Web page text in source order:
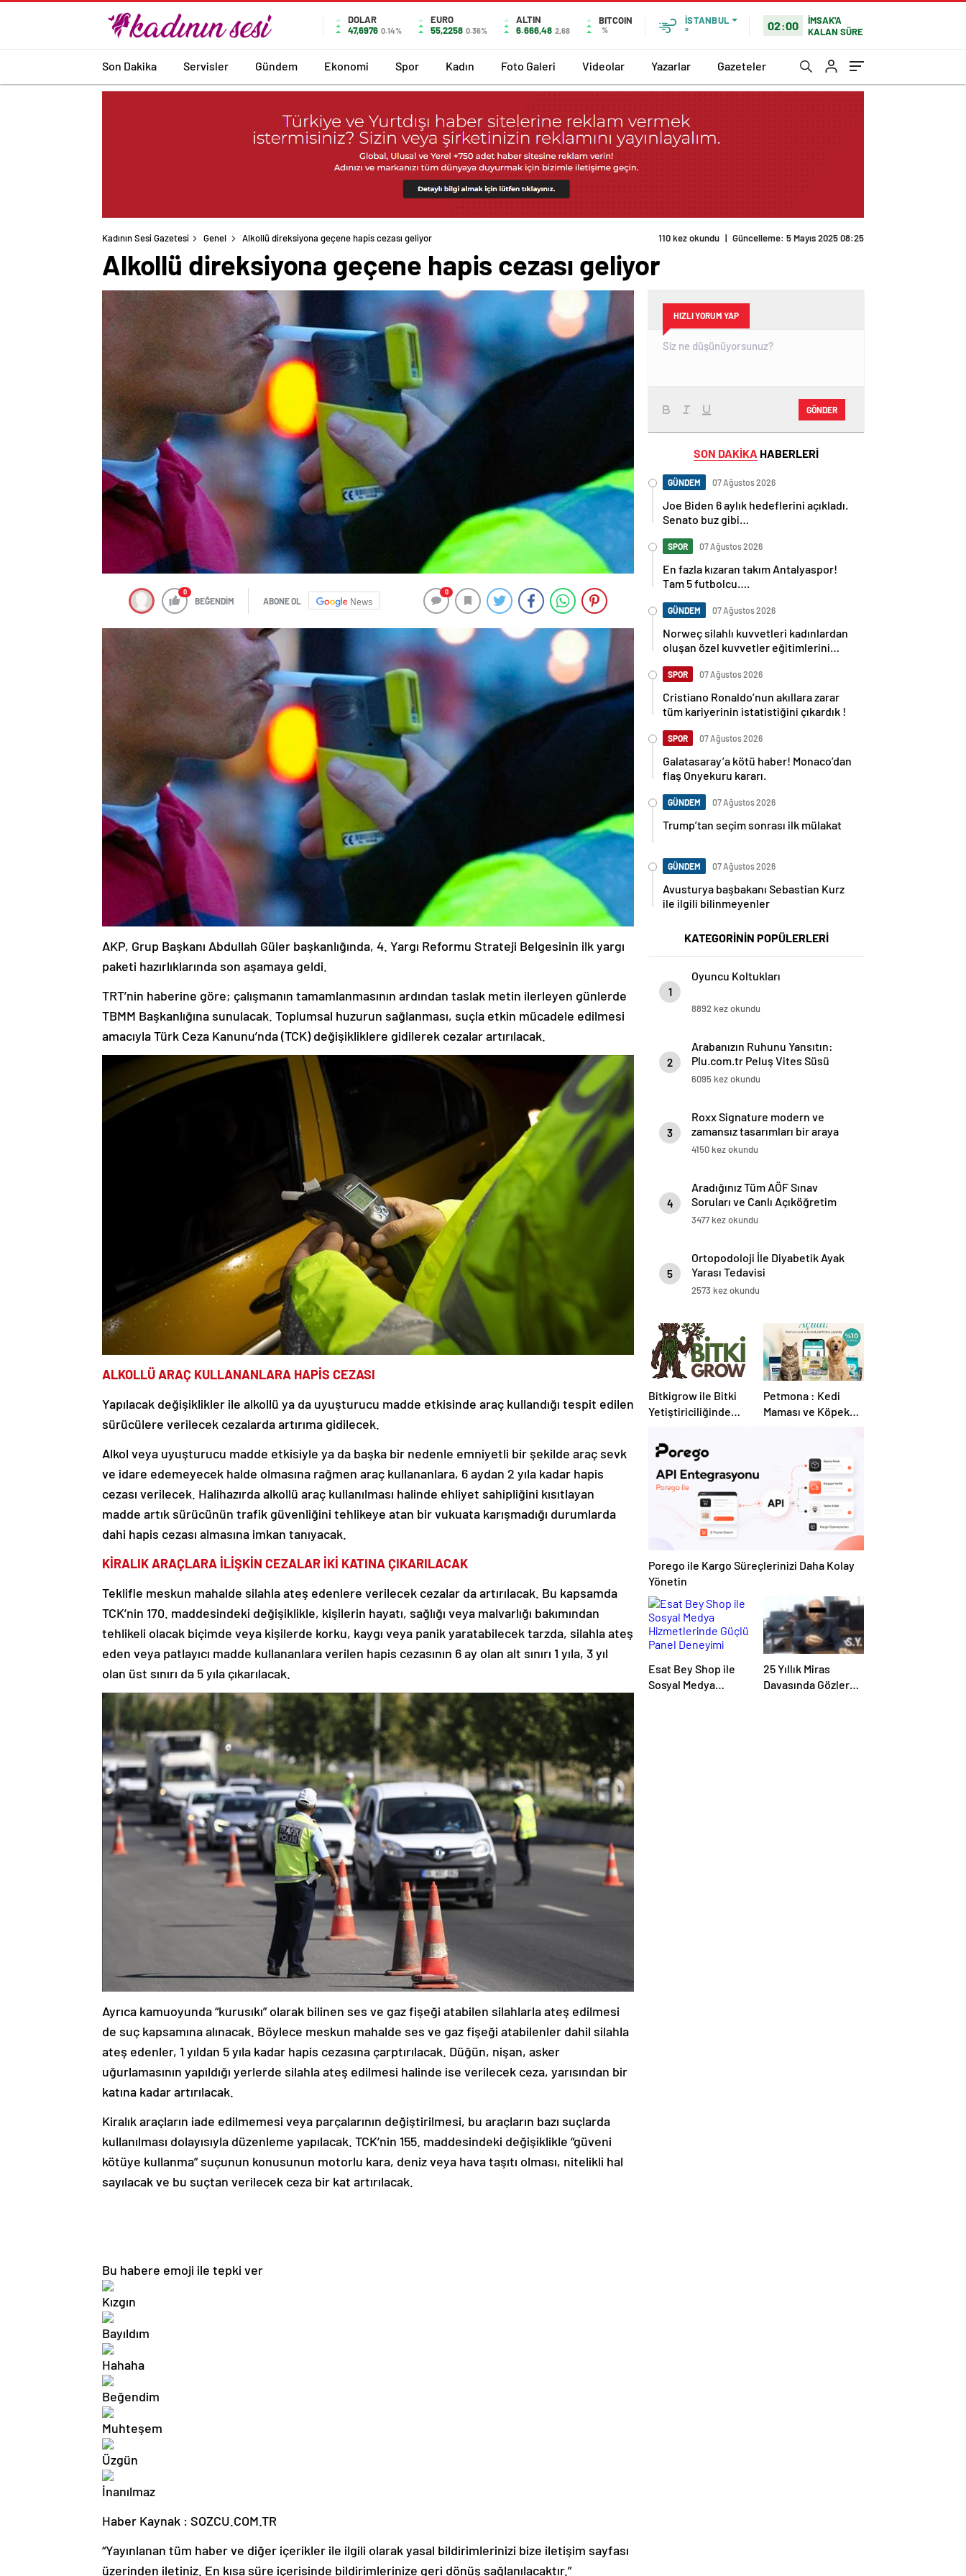
DOLAR
47,6976 0.14%
EURO
55,2258 0.36%
ALTIN
6.666,48 2,68
BITCOIN
%
İSTANBUL
°
02:00
İMSAK'A
KALAN SÜRE
Son Dakika Servisler Gündem Ekonomi Spor Kadın Foto Galeri Videolar Yazarlar Gazeteler
Kadının Sesi Gazetesi Genel Alkollü direksiyona geçene hapis cezası geliyor
Alkollü direksiyona geçene hapis cezası geliyor
0
BEĞENDİM ABONE OL News
0
AKP, Grup Başkanı Abdullah Güler başkanlığında, 4. Yargı Reformu Strateji Belgesinin ilk yargı
paketi hazırlıklarında son aşamaya geldi.
TRT’nin haberine göre; çalışmanın tamamlanmasının ardından taslak metin ilerleyen günlerde
TBMM Başkanlığına sunulacak. Toplumsal huzurun sağlanması, suçla etkin mücadele edilmesi
amacıyla Türk Ceza Kanunu’nda (TCK) değişikliklere gidilerek cezalar artırılacak.
ALKOLLÜ ARAÇ KULLANANLARA HAPİS CEZASI
Yapılacak değişiklikler ile alkollü ya da uyuşturucu madde etkisinde araç kullandığı tespit edilen
sürücülere verilecek cezalarda artırıma gidilecek.
Alkol veya uyuşturucu madde etkisiyle ya da başka bir nedenle emniyetli bir şekilde araç sevk
ve idare edemeyecek halde olmasına rağmen araç kullananlara, 6 aydan 2 yıla kadar hapis
cezası verilecek. Halihazırda alkollü araç kullanılması halinde ehliyet sahipliğini kısıtlayan
madde artık sürücünün trafik güvenliğini tehlikeye atan bir vukuata karışmadığı durumlarda
dahi hapis cezası almasına imkan tanıyacak.
KİRALIK ARAÇLARA İLİŞKİN CEZALAR İKİ KATINA ÇIKARILACAK
Teklifle meskun mahalde silahla ateş edenlere verilecek cezalar da artırılacak. Bu kapsamda
TCK’nin 170. maddesindeki değişiklikle, kişilerin hayatı, sağlığı veya malvarlığı bakımından
tehlikeli olacak biçimde veya kişilerde korku, kaygı veya panik yaratabilecek tarzda, silahla ateş
eden veya patlayıcı madde kullananlara verilen hapis cezasının 6 ay olan alt sınırı 1 yıla, 3 yıl
olan üst sınırı da 5 yıla çıkarılacak.
Ayrıca kamuoyunda “kurusıkı” olarak bilinen ses ve gaz fişeği atabilen silahlarla ateş edilmesi
de suç kapsamına alınacak. Böylece meskun mahalde ses ve gaz fişeği atabilenler dahil silahla
ateş edenler, 1 yıldan 5 yıla kadar hapis cezasına çarptırılacak. Düğün, nişan, asker
uğurlamasının yapıldığı yerlerde silahla ateş edilmesi halinde ise verilecek ceza, yarısından bir
katına kadar artırılacak.
Kiralık araçların iade edilmemesi veya parçalarının değiştirilmesi, bu araçların bazı suçlarda
kullanılması dolayısıyla düzenleme yapılacak. TCK’nin 155. maddesindeki değişiklikle “güveni
kötüye kullanma” suçunun konusunun motorlu kara, deniz veya hava taşıtı olması, nitelikli hal
sayılacak ve bu suçtan verilecek ceza bir kat artırılacak.
Bu habere emoji ile tepki ver
Haber Kaynak : SOZCU.COM.TR
“Yayınlanan tüm haber ve diğer içerikler ile ilgili olarak yasal bildirimlerinizi bize iletişim sayfası
üzerinden iletiniz. En kısa süre içerisinde bildirimlerinize geri dönüş sağlanılacaktır.”
HIZLI YORUM YAP
GÖNDER
SON DAKİKA HABERLERİ
GÜNDEM 07 Ağustos 2026
Joe Biden 6 aylık hedeflerini açıkladı.
Senato buz gibi…
SPOR 07 Ağustos 2026
En fazla kızaran takım Antalyaspor!
Tam 5 futbolcu….
GÜNDEM 07 Ağustos 2026
Norweç silahlı kuvvetleri kadınlardan
oluşan özel kuvvetler eğitimlerini
SPOR 07 Ağustos 2026
Cristiano Ronaldo’nun akıllara zarar
tüm kariyerinin istatistiğini çıkardık !
SPOR 07 Ağustos 2026
Galatasaray’a kötü haber! Monaco’dan
flaş Onyekuru kararı.
GÜNDEM 07 Ağustos 2026
Trump’tan seçim sonrası ilk mülakat
GÜNDEM 07 Ağustos 2026
Avusturya başbakanı Sebastian Kurz
ile ilgili bilinmeyenler
KATEGORİNİN POPÜLERLERİ
1
Oyuncu Koltukları
8892 kez okundu
2
Arabanızın Ruhunu Yansıtın:
Plu.com.tr Peluş Vites Süsü
Modelleri
6095 kez okundu
3
Roxx Signature modern ve
zamansız tasarımları bir araya
getiriyor
4150 kez okundu
4
Aradığınız Tüm AÖF Sınav
Soruları ve Canlı Açıköğretim
Forumu Burada
3477 kez okundu
5
Ortopodoloji İle Diyabetik Ayak
Yarası Tedavisi
2573 kez okundu
Bitkigrow ile Bitki
Yetiştiriciliğinde
Ürün Seçimi
Petmona : Kedi
Maması ve Köpek
Porego ile Kargo Süreçlerinizi Daha Kolay
Yönetin
Esat Bey Shop ile
Sosyal Medya
25 Yıllık Miras
Davasında Gözler